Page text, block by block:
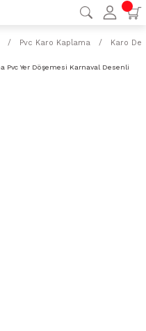
Pvc Karo Kaplama Karo